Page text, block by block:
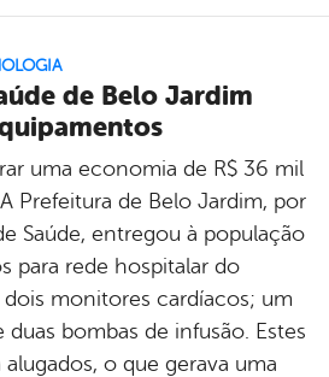
de Belo Jardim
uma economia de R$ 36 mil
Prefeitura de Belo Jardim, por
Saúde, entregou à população
para rede hospitalar do
dois monitores cardíacos; um
bombas de infusão. Estes
o que gerava uma